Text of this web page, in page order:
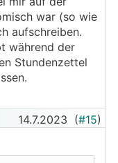
war (so wie
aufschreiben.
während der
Stundenzettel
14.7.2023 (#15)